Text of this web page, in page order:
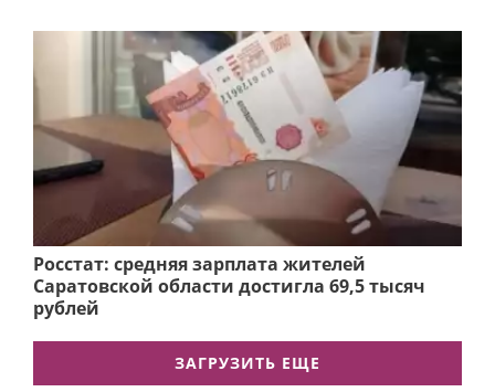
Росстат: средняя зарплата жителей
Саратовской области достигла 69,5 тысяч
рублей
ЗАГРУЗИТЬ ЕЩЕ